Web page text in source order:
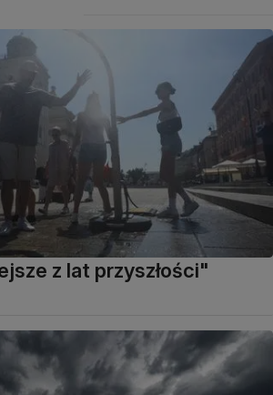
z lat przyszłości"